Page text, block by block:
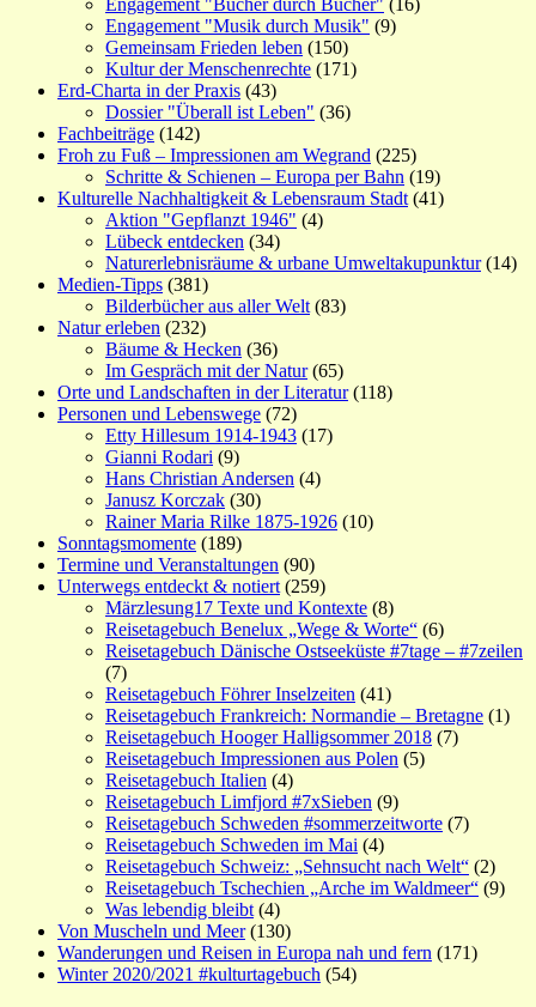
Engagement "Bücher durch Bücher" (16)
Engagement "Musik durch Musik" (9)
Gemeinsam Frieden leben (150)
Kultur der Menschenrechte (171)
Erd-Charta in der Praxis (43)
Dossier "Überall ist Leben" (36)
Fachbeiträge (142)
Froh zu Fuß – Impressionen am Wegrand (225)
Schritte & Schienen – Europa per Bahn (19)
Kulturelle Nachhaltigkeit & Lebensraum Stadt (41)
Aktion "Gepflanzt 1946" (4)
Lübeck entdecken (34)
Naturerlebnisräume & urbane Umweltakupunktur(14)
Medien-Tipps (381)
Bilderbücher aus aller Welt (83)
Natur erleben (232)
Bäume & Hecken (36)
Im Gespräch mit der Natur(65)
Orte und Landschaften in der Literatur(118)
Personen und Lebenswege (72)
Etty Hillesum 1914-1943 (17)
Gianni Rodari (9)
Hans Christian Andersen (4)
Janusz Korczak (30)
Rainer Maria Rilke 1875-1926 (10)
Sonntagsmomente (189)
Termine und Veranstaltungen (90)
Unterwegs entdeckt & notiert (259)
Märzlesung17 Texte und Kontexte (8)
Reisetagebuch Benelux „Wege & Worte“ (6)
Reisetagebuch Dänische Ostseeküste #7tage – #7zeilen
(7)
Reisetagebuch Föhrer Inselzeiten (41)
Reisetagebuch Frankreich: Normandie – Bretagne (1)
Reisetagebuch Hooger Halligsommer 2018 (7)
Reisetagebuch Impressionen aus Polen (5)
Reisetagebuch Italien (4)
Reisetagebuch Limfjord #7xSieben (9)
Reisetagebuch Schweden #sommerzeitworte (7)
Reisetagebuch Schweden im Mai (4)
Reisetagebuch Schweiz: „Sehnsucht nach Welt“ (2)
Reisetagebuch Tschechien „Arche im Waldmeer“ (9)
Was lebendig bleibt (4)
Von Muscheln und Meer(130)
Wanderungen und Reisen in Europa nah und fern (171)
Winter 2020/2021 #kulturtagebuch (54)